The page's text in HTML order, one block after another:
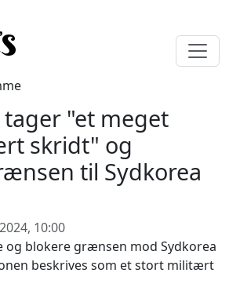
"et meget
skridt" og
til Sydkorea
10:00
og blokere grænsen mod Sydkorea
beskrives som et stort militært